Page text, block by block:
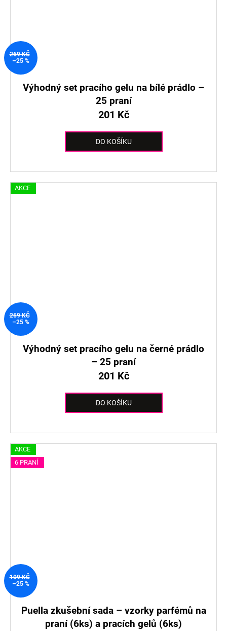
269 KČ
–25 %
Výhodný set pracího gelu na bílé prádlo –
25 praní
201 Kč
DO KOŠÍKU
AKCE
269 KČ
–25 %
Výhodný set pracího gelu na černé prádlo
– 25 praní
201 Kč
DO KOŠÍKU
AKCE
6 PRANÍ
109 KČ
–25 %
Puella zkušební sada – vzorky parfémů na
praní (6ks) a pracích gelů (6ks)